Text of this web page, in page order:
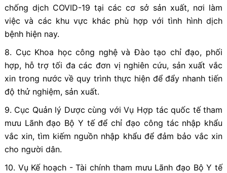
chống dịch COVID-19 tại các cơ sở sản xuất, nơi làm
việc và các khu vực khác phù hợp với tình hình dịch
bệnh hiện nay.
8. Cục Khoa học công nghệ và Đào tạo chỉ đạo, phối
hợp, hỗ trợ tối đa các đơn vị nghiên cứu, sản xuất vắc
xin trong nước về quy trình thực hiện để đẩy nhanh tiến
độ thử nghiệm, sản xuất.
9. Cục Quản lý Dược cùng với Vụ Hợp tác quốc tế tham
mưu Lãnh đạo Bộ Y tế để chỉ đạo công tác nhập khẩu
vắc xin, tìm kiếm nguồn nhập khẩu để đảm bảo vắc xin
cho người dân.
10. Vụ Kế hoạch - Tài chính tham mưu Lãnh đạo Bộ Y tế